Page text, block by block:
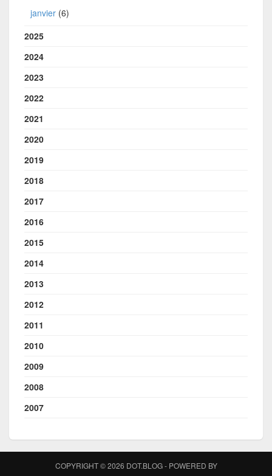
janvier (6)
2025
2024
2023
2022
2021
2020
2019
2018
2017
2016
2015
2014
2013
2012
2011
2010
2009
2008
2007
COPYRIGHT © 2026 DOT.BLOG - POWERED BY